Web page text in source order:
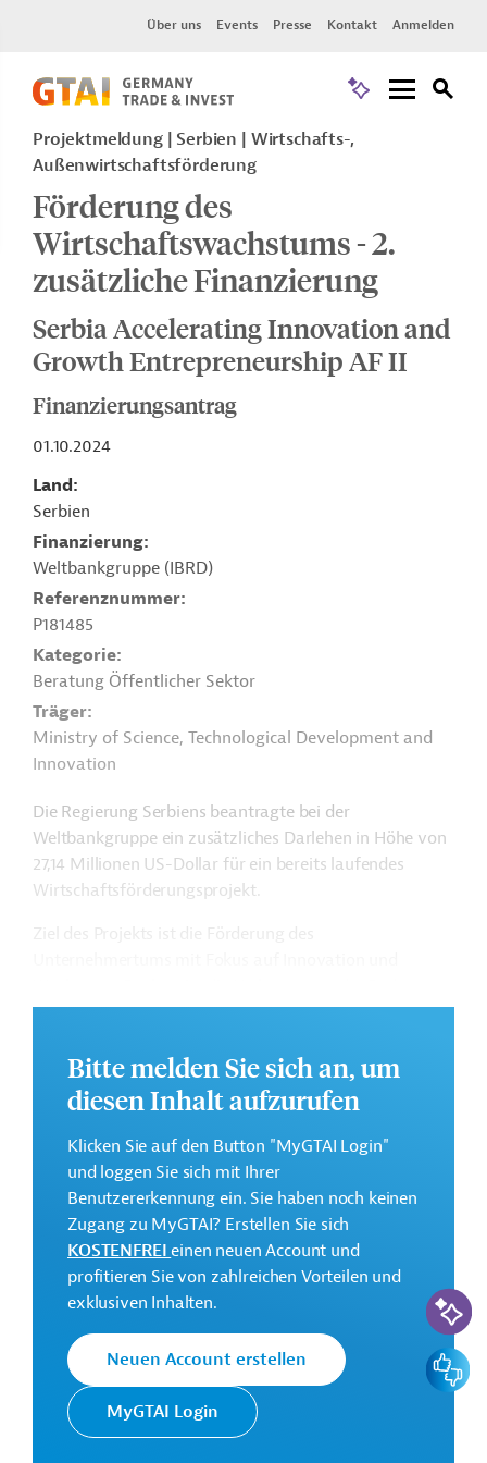
Über uns Events Presse Kontakt Anmelden
Projektmeldung Serbien
Wirtschafts-,
Außenwirtschaftsförderung
Förderung des
Wirtschaftswachstums - 2.
zusätzliche Finanzierung
Serbia Accelerating Innovation and
Growth Entrepreneurship AF II
Finanzierungsantrag
01.10.2024
Land
Serbien
Finanzierung
Weltbankgruppe (IBRD)
Referenznummer
P181485
Kategorie
Beratung Öffentlicher Sektor
Träger
Ministry of Science, Technological Development and
Innovation
Die Regierung Serbiens beantragte bei der
Weltbankgruppe ein zusätzliches Darlehen in Höhe von
27,14 Millionen US-Dollar für ein bereits laufendes
Wirtschaftsförderungsprojekt.
und der Qualität der wissenschaftlichen Forschung. Des
werden, um so das Wachstum und die
Wettbewerbsfähigkeit des Landes zu stärken.
finden Sie auf derWebseite der Weltbankgruppe
und im Originaldokument, das zum Download
bereitsteht.
GTAI informiert über dieWeltbankgruppe:
Schwerpunkte, Regularien und praktische Hinweise zur
Geschäftsanbahnung.
Gesamtkosten:
27,14 Millionen US-Dollar
Geberbeitrag:
27,14 Millionen US-Dollar (IBRD, Darlehen; beantragt)
Bitte melden Sie sich an, um
diesen Inhalt aufzurufen
Klicken Sie auf den Button "MyGTAI Login"
und loggen Sie sich mit Ihrer
Benutzererkennung ein. Sie haben noch keinen
Zugang zu MyGTAI? Erstellen Sie sich
KOSTENFREIeinen neuen Account und
profitieren Sie von zahlreichen Vorteilen und
exklusiven Inhalten.
Neuen Account erstellen
MyGTAI Login
KI-